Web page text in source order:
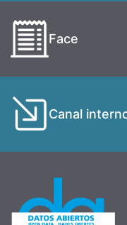
Face
Canal